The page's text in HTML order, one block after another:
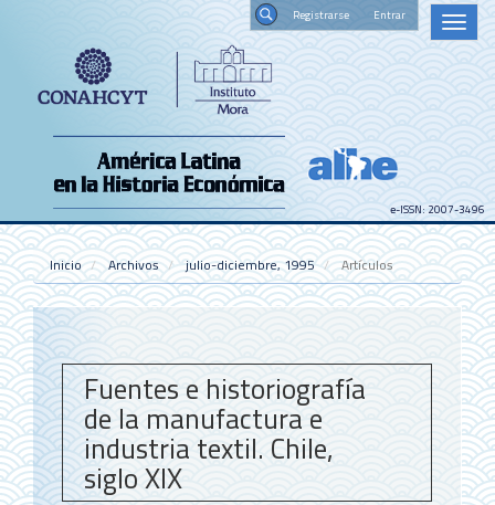
Contenido
principal
Barra
Toggle
e-ISSN: 2007-3496
Inicio Archivos julio-diciembre, 1995 Artículos
Fuentes e historiografía
de la manufactura e
industria textil. Chile,
siglo XIX